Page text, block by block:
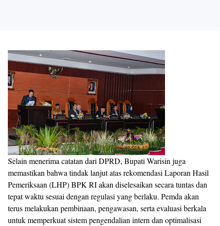
Selain menerima catatan dari DPRD, Bupati Warisin juga
memastikan bahwa tindak lanjut atas rekomendasi Laporan Hasil
Pemeriksaan (LHP) BPK RI akan diselesaikan secara tuntas dan
tepat waktu sesuai dengan regulasi yang berlaku. Pemda akan
terus melakukan pembinaan, pengawasan, serta evaluasi berkala
untuk memperkuat sistem pengendalian intern dan optimalisasi